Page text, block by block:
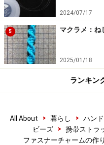
2024/07/17
5 マクラメ：ね
2025/01/18
ランキン
All About > 暮らし > ハン
ビーズ
> 携帯ストラ
ファスナーチャームの作